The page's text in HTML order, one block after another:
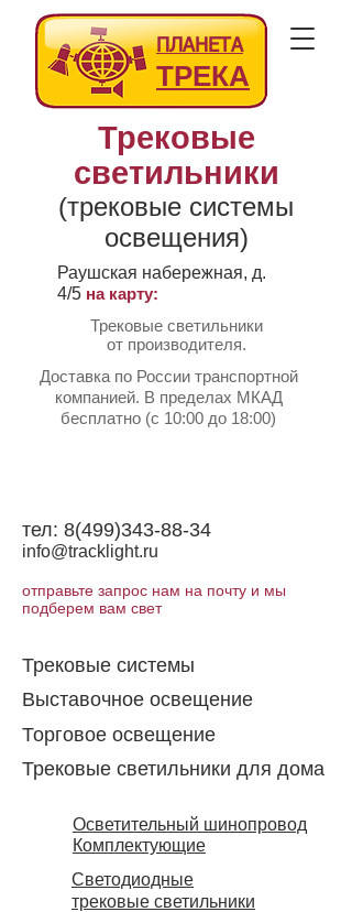
ПЛАНЕТА
ТРЕКА
Трековые
светильники
(трековые системы
освещения)
Раушская набережная, д.
4/5 на карту:
Трековые светильники
от производителя.
Доставка по России транспортной
компанией. В пределах МКАД
бесплатно (с 10:00 до 18:00)
тел: 8(499)343-88-34
info@tracklight.ru
отправьте запрос нам на почту и мы
подберем вам свет
Трековые системы
Выставочное освещение
Торговое освещение​
Трековые светильники для дома
Осветительный шинопровод
Комплектующие
Светодиодные
трековые светильники